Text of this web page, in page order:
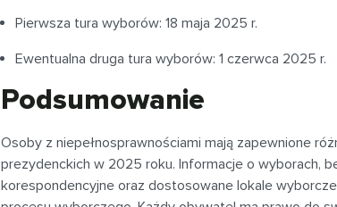
Pierwsza tura wyborów: 18 maja 2025 r.
Ewentualna druga tura wyborów: 1 czerwca 2025 r.
Podsumowanie
Osoby z niepełnosprawnościami mają zapewnione
prezydenckich w 2025 roku. Informacje o wyborach,
korespondencyjne oraz dostosowane lokale